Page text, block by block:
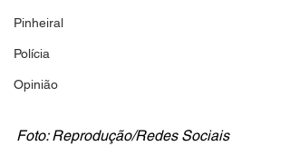
Pinheiral
Polícia
Opinião
Foto: Reprodução/Redes Sociais